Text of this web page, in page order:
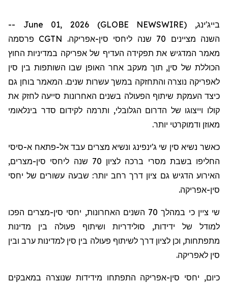
בייג'ינג, June 01, 2026 (GLOBE NEWSWIRE) --
השנה מציינים CGTN פרסמה
מאמר המדגיש את תפקידה העדיף של אפריקה במדיניות החוץ
הכוללת של סין, תוך מעקב אחר האופן שבו השותפות בין סין
לאפריקה נוצרה והתחזקה במשך עשרות שנים. המאמר בוחן גם
כיצד העמקת שיתוף הפעולה בשנים האחרונות סייעה לחזק את
קולו וייצוגו של הדרום הגלובלי, ותרמה לקידום סדר בינלאומי
מאוזן ודמוקרטי יותר.
כאשר נשיא סין שי ג'ינפינג ונשיא מצרים עבד אל-פתאח א-סיסי
החליפו בשבת מסרי ברכה לציון 70 שנה ליחסי סין-מצרים,
האירוע הדגיש גם ציון דרך רחב יותר: שבעה עשורים של יחסי
סין-אפריקה.
שי ציין כי במהלך 70 השנים האחרונות, יחסי סין-מצרים הפכו
למודל של ידידות, סולידריות ושיתוף פעולה בין מדינות
מתפתחות, וכן לציון דרך לשיתוף פעולה בין סין למדינות ערב ובין
סין לאפריקה.
כיום, יחסי סין-אפריקה התפתחו מידידות שנוצרה במאבקים